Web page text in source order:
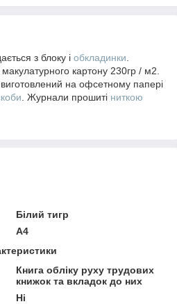
з блоку і обкладинки
картону 230гр / м2.
на офсетному папері
. Журнали прошиті ниткою
Білий тигр
A4
Книга обліку руху трудових
книжок та вкладок до них
Ні